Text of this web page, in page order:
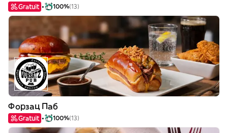
Gratuit 100%(13)
Форзац Паб
Gratuit 100%(13)